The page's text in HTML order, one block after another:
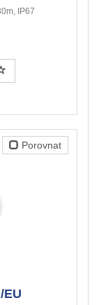
IP67
Porovnat
EU